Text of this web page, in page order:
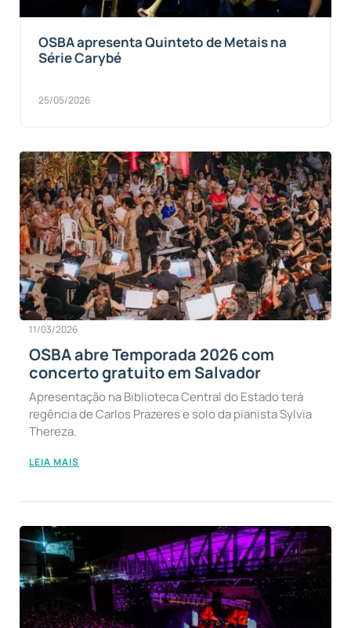
OSBA apresenta Quinteto de Metais na
Série Carybé
25/05/2026
11/03/2026
OSBA abre Temporada 2026 com
concerto gratuito em Salvador
Apresentação na Biblioteca Central do Estado terá
regência de Carlos Prazeres e solo da pianista Sylvia
Thereza.
LEIA MAIS